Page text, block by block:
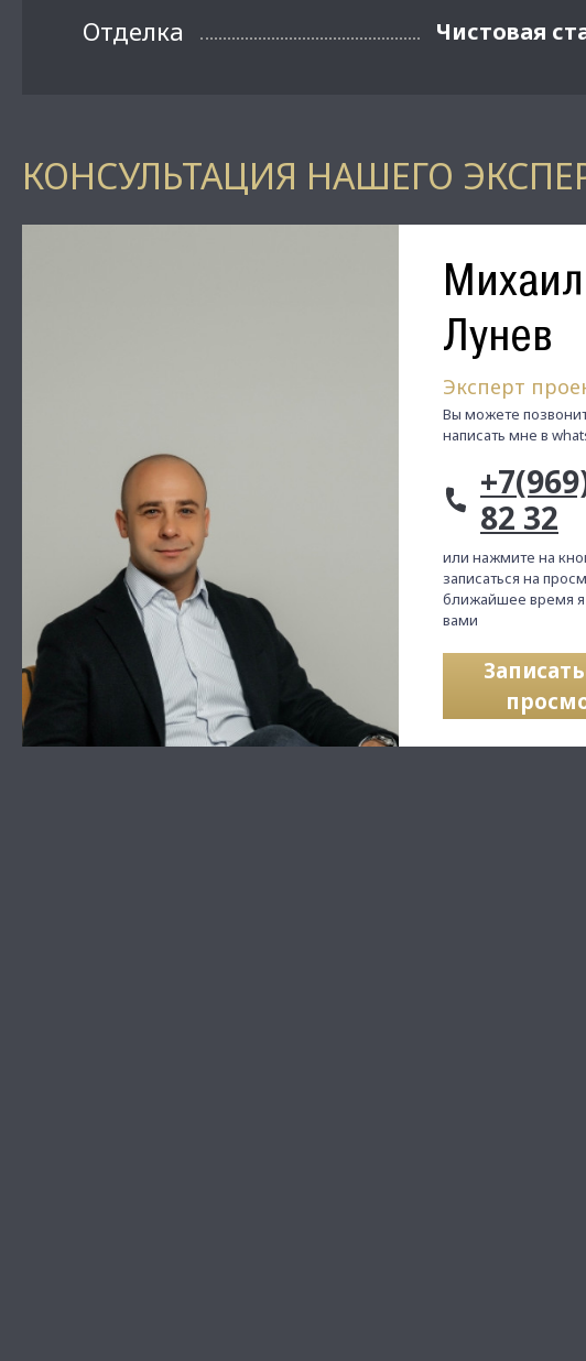
Отделка Чистовая
КОНСУЛЬТАЦИЯ НАШЕГО
Михаил
Лунев
Эксперт
Вы можете
написать мне в
82 32
или нажмите на
записаться на
ближайшее время я
вами